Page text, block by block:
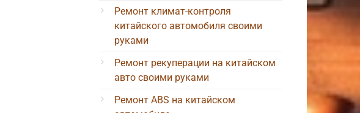
Ремонт климат-контроля
китайского автомобиля своими
руками
Ремонт рекуперации на китайском
авто своими руками
Ремонт ABS на китайском